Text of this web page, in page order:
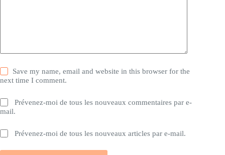
Save my name, email and website in this browser for the
next time I comment.
Prévenez-moi de tous les nouveaux commentaires par e-
mail.
Prévenez-moi de tous les nouveaux articles par e-mail.